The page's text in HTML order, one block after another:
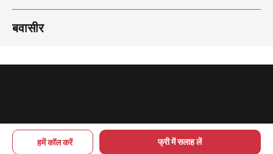
हमें कॉल करें फ्री में सलाह लें
बवासीर
Copyright © 2026 pileskailaj